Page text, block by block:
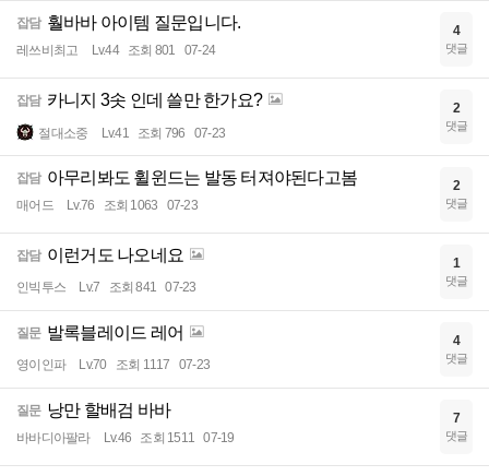
잡담 훨바바 아이템 질문입니다.
레쓰비최고 Lv.44 조회 801 07-24
4
댓글
잡담 카니지 3솟 인데 쓸만 한가요?
절대소중 Lv.41 조회 796 07-23
2
댓글
잡담 아무리봐도 휠윈드는 발동 터져야된다고봄
매어드 Lv.76 조회 1063 07-23
2
댓글
잡담 이런거도 나오네요
인빅투스 Lv.7 조회 841 07-23
1
댓글
질문 발록블레이드 레어
영이인파 Lv.70 조회 1117 07-23
4
댓글
질문 낭만 할배검 바바
바바디아팔라 Lv.46 조회 1511 07-19
7
댓글